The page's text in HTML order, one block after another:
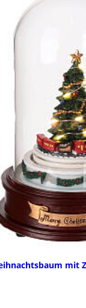
mit